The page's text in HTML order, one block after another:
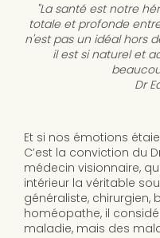
"La santé est notre
totale et profonde
n'est pas un idéal hors
il est si naturel et
Dr
Et si nos émotions
C’est la conviction du
médecin visionnaire,
intérieur la véritable
généraliste, chirurgien,
homéopathe, il
maladie, mais des